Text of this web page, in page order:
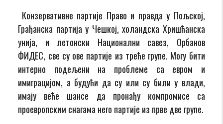
Конзервативне партије Право и правда у Пољској,
Грађанска партија у Чешкој, холандска Хришћанска
унија, и летонски Национални савез, Орбанов
ФИДЕС, све су ове партије из треће групе. Могу бити
интерно подељени на проблеме са евром и
имиграцијом, а будући да су или су били у влади,
имају веће шансе да пронађу компромисе са
проевропским снагама него партије из прве две групе.